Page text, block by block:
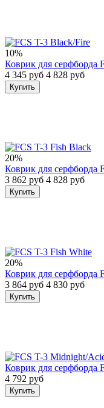
10%
Коврик для серфборда
4 345 руб 4 828 руб
Купить
20%
Коврик для серфборда
3 862 руб 4 828 руб
Купить
20%
Коврик для серфборда
3 864 руб 4 830 руб
Купить
Коврик для серфборда
4 792 руб
Купить